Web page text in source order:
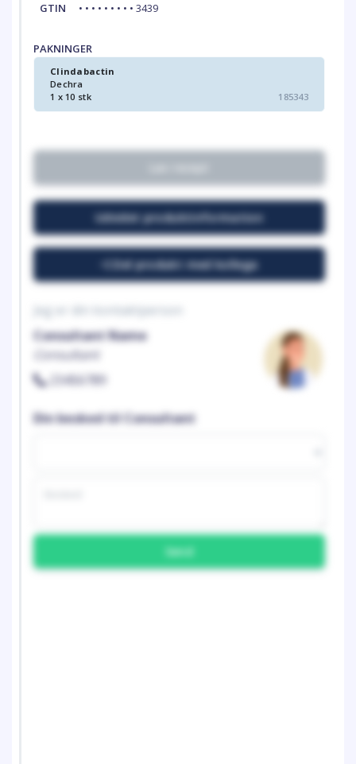
GTIN
• • • • • • • • • 3439
PAKNINGER
Clindabactin
Dechra
1 x 10 stk
185343
Udvidet produktinformation
Del produkt med kollega
Jeg er din kontaktperson
Consultant Name
Consultant
23456789
Din besked til Consultant
Send